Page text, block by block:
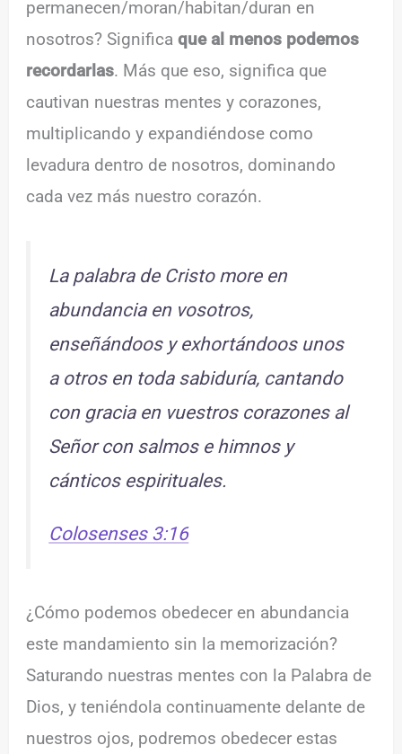
permanecen/moran/habitan/duran en
nosotros? Significaque al menos podemos
recordarlas. Más que eso, significa que
cautivan nuestras mentes y corazones,
multiplicando y expandiéndose como
levadura dentro de nosotros, dominando
cada vez más nuestro corazón.
La palabra de Cristo more en
abundancia en vosotros,
enseñándoos y exhortándoos unos
a otros en toda sabiduría, cantando
con gracia en vuestros corazones al
Señor con salmos e himnos y
cánticos espirituales.
Colosenses 3:16
¿Cómo podemos obedecer en abundancia
este mandamiento sin la memorización?
Saturando nuestras mentes con la Palabra de
Dios, y teniéndola continuamente delante de
nuestros ojos, podremos obedecer estas